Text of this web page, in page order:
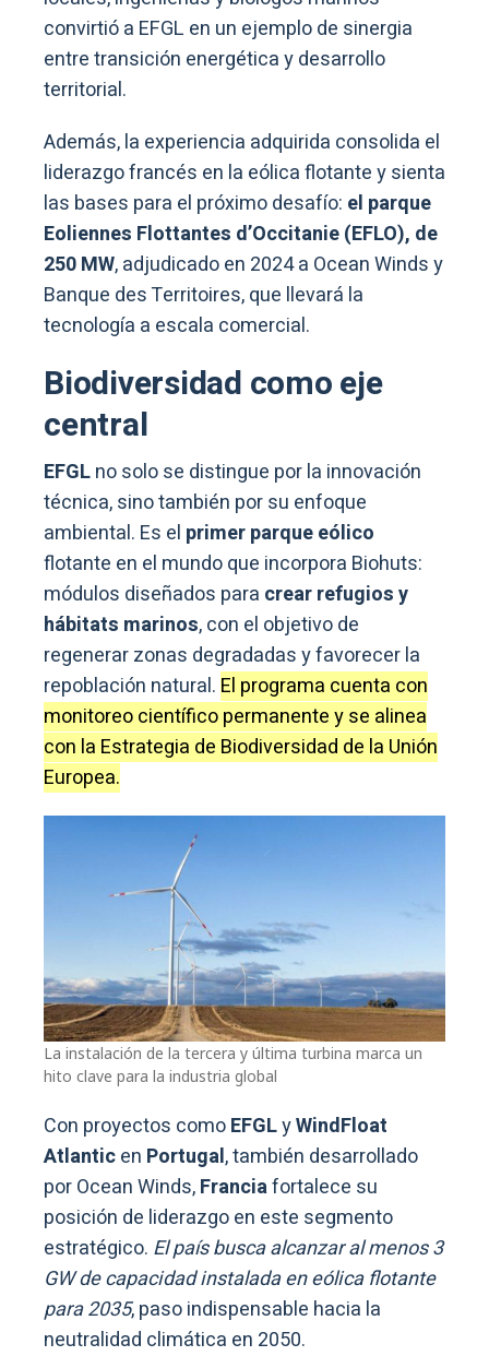
convirtió a EFGL en un ejemplo de sinergia
entre transición energética y desarrollo
territorial.
Además, la experiencia adquirida consolida el
liderazgo francés en la eólica flotante y sienta
las bases para el próximo desafío: el parque
Eoliennes Flottantes d’Occitanie (EFLO), de
250 MW, adjudicado en 2024 a Ocean Winds y
Banque des Territoires, que llevará la
tecnología a escala comercial.
Biodiversidad como eje
central
EFGLno solo se distingue por la innovación
técnica, sino también por su enfoque
ambiental. Es el primer parque eólico
flotante en el mundo que incorpora Biohuts:
módulos diseñados para crear refugios y
hábitats marinos, con el objetivo de
regenerar zonas degradadas y favorecer la
repoblación natural. El programa cuenta con
monitoreo científico permanente y se alinea
con la Estrategia de Biodiversidad de la Unión
Europea.
La instalación de la tercera y última turbina marca un
hito clave para la industria global
Con proyectos comoEFGLyWindFloat
Atlanticen Portugal, también desarrollado
por Ocean Winds,Franciafortalece su
posición de liderazgo en este segmento
estratégico. El país busca alcanzar al menos 3
GW de capacidad instalada en eólica flotante
para 2035, paso indispensable hacia la
neutralidad climática en 2050.